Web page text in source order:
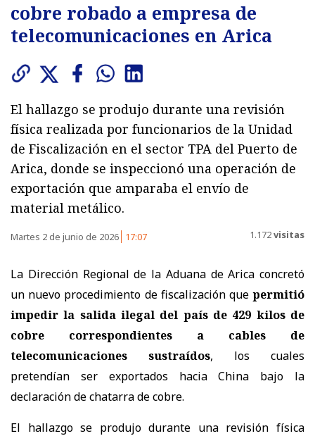
cobre robado a empresa de
telecomunicaciones en Arica
El hallazgo se produjo durante una revisión
física realizada por funcionarios de la Unidad
de Fiscalización en el sector TPA del Puerto de
Arica, donde se inspeccionó una operación de
exportación que amparaba el envío de
material metálico.
Martes 2 de junio de 2026 17:07 1.172visitas
La Dirección Regional de la Aduana de Arica concretó
un nuevo procedimiento de fiscalización que permitió
impedir la salida ilegal del país de 429 kilos de
cobre correspondientes a cables de
telecomunicaciones sustraídos, los cuales
pretendían ser exportados hacia China bajo la
declaración de chatarra de cobre.
El hallazgo se produjo durante una revisión física